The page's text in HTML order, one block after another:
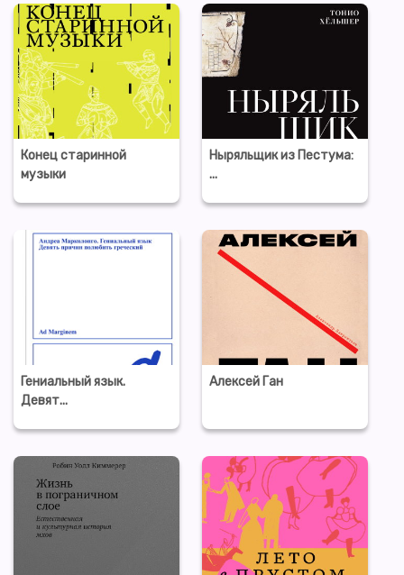
Конец старинной
музыки
Ныряльщик из Пестума:
...
Гениальный язык.
Девят...
Алексей Ган